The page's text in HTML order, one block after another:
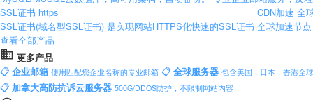
SSL证书 https
SSL证书(域名型SSL证书) 是实现网站HTTPS化快速的SSL证书
CDN加速 全
全球加速节
查看全部产品
更多产品
📋 企业邮箱 使用匹配您企业名称的专业邮箱 📋 全球服务器 包含美国，日本，香港全
📋 加拿大高防抗诉云服务器 500G/DDOS防护，不限制网站内容